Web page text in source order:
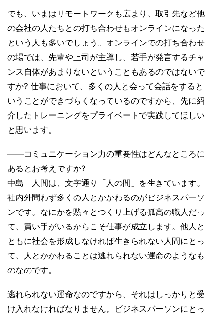
でも、いまはリモートワークも広まり、取引先など他
の会社の人たちとの打ち合わせもオンラインになった
という人も多いでしょう。オンラインでの打ち合わせ
の場では、先輩や上司が主導し、若手が発言するチャ
ンス自体があまりないということもあるのではないで
すか? 仕事において、多くの人と会って会話をすると
いうことができづらくなっているのですから、先に紹
介したトレーニングをプライベートで実践してほしい
と思います。
——コミュニケーション力の重要性はどんなところに
あるとお考えですか?
中島 人間は、文字通り「人の間」を生きています。
社内外問わず多くの人とかかわるのがビジネスパーソ
ンです。なにかを黙々とつくり上げる孤高の職人だっ
て、買い手がいるからこそ仕事が成立します。他人と
ともに社会を形成しなければ生きられない人間にとっ
て、人とかかわることは逃れられない運命のようなも
のなのです。
逃れられない運命なのですから、それはしっかりと受
け入れなければなりません。ビジネスパーソンにとっ